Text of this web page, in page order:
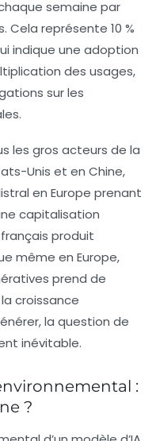
semaine par
Cela représente 10 %
indique une adoption
des usages,
sur les
les gros acteurs de la
Unis et en Chine,
en Europe prenant
capitalisation
français produit
même en Europe,
prend de
croissance
la question de
inévitable.
:
?